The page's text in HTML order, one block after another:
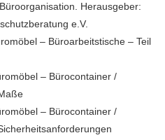
Herausgeber:
e.V.
– Büroarbeitstische – Teil
– Bürocontainer /
– Bürocontainer /